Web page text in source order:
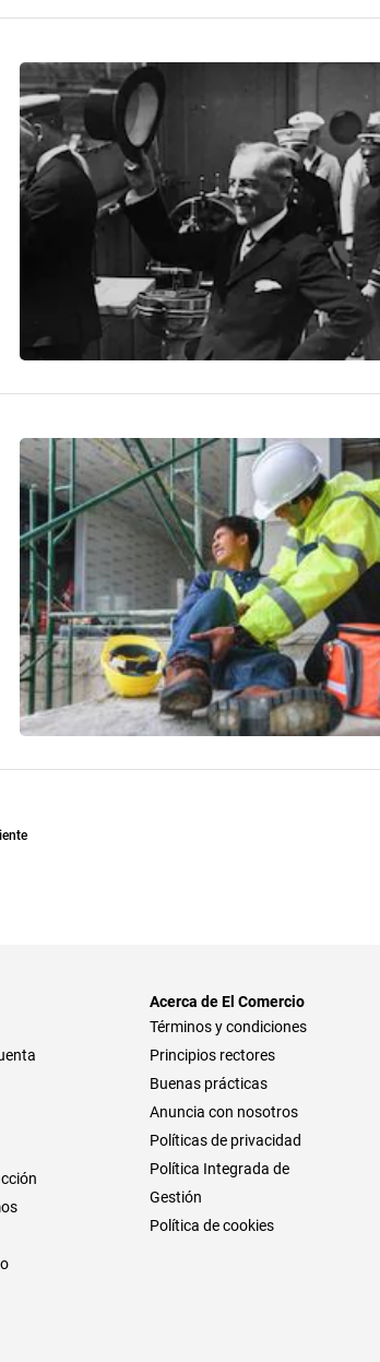
Acerca de El Comercio
Términos y condiciones
Principios rectores
Buenas prácticas
Anuncia con nosotros
Políticas de privacidad
Política Integrada de
Gestión
Política de cookies